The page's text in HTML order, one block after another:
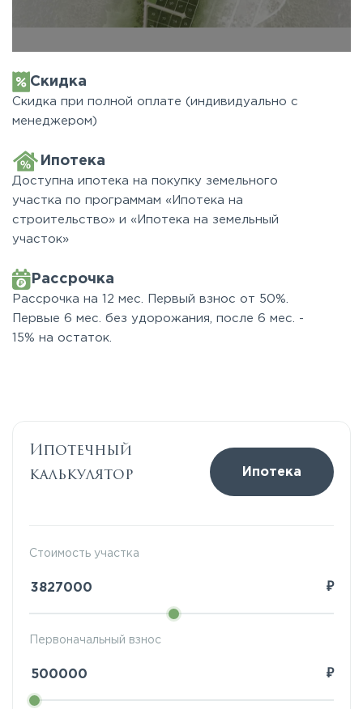
Скидка
Скидка при полной оплате (индивидуально с
менеджером)
Ипотека
Доступна ипотека на покупку земельного
участка по программам «Ипотека на
строительство» и «Ипотека на земельный
участок»
Рассрочка
Рассрочка на 12 мес. Первый взнос от 50%.
Первые 6 мес. без удорожания, после 6 мес. -
15% на остаток.
Ипотечный
калькулятор
Ипотека
Стоимость участка
₽
Первоначальный взнос
₽